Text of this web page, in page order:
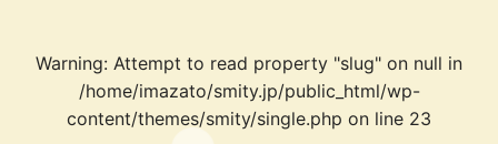
Warning: Attempt to read property "slug" on null in
/home/imazato/smity.jp/public_html/wp-
content/themes/smity/single.php on line 23